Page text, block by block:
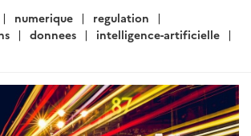
numerique
regulation
donnees
intelligence-artificielle